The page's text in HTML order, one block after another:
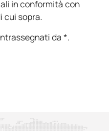
in conformità con
cui sopra.
da *.